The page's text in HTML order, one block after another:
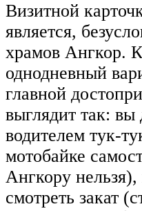
Визитной
является,
храмов Ангкор.
однодневный
главной
выглядит так: вы
водителем тук-
мотобайке
Ангкору нельзя),
смотреть закат